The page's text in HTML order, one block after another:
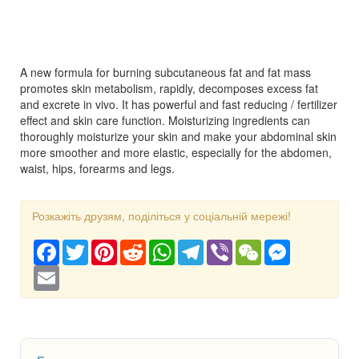
A new formula for burning subcutaneous fat and fat mass
promotes skin metabolism, rapidly, decomposes excess fat
and excrete in vivo. It has powerful and fast reducing / fertilizer
effect and skin care function. Moisturizing ingredients can
thoroughly moisturize your skin and make your abdominal skin
more smoother and more elastic, especially for the abdomen,
waist, hips, forearms and legs.
Розкажіть друзям, поділіться у соціальній мережі!
Facebook
TwitterPinterestRedditWhatsAppTelegram
Viber WeChat